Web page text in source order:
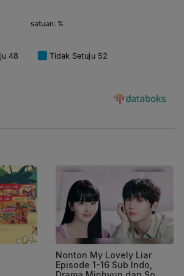
Nonton My Lovely Liar
Episode 1-16 Sub Indo,